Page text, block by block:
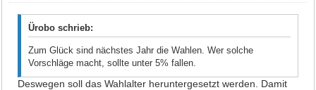
Ürobo schrieb:
Zum Glück sind nächstes Jahr die Wahlen. Wer solche
Vorschläge macht, sollte unter 5% fallen.
Deswegen soll das Wahlalter heruntergesetzt werden. Damit